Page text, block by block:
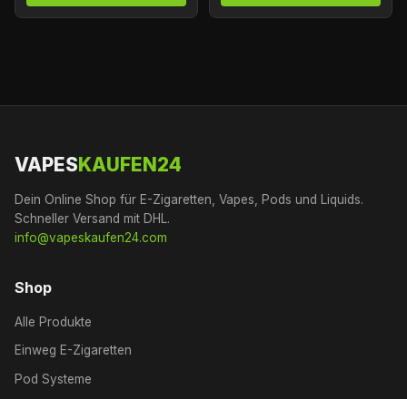
VAPESKAUFEN24
Dein Online Shop für E-Zigaretten, Vapes, Pods und Liquids.
Schneller Versand mit DHL.
info@vapeskaufen24.com
Shop
Alle Produkte
Einweg E-Zigaretten
Pod Systeme